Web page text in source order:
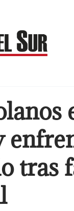
tras